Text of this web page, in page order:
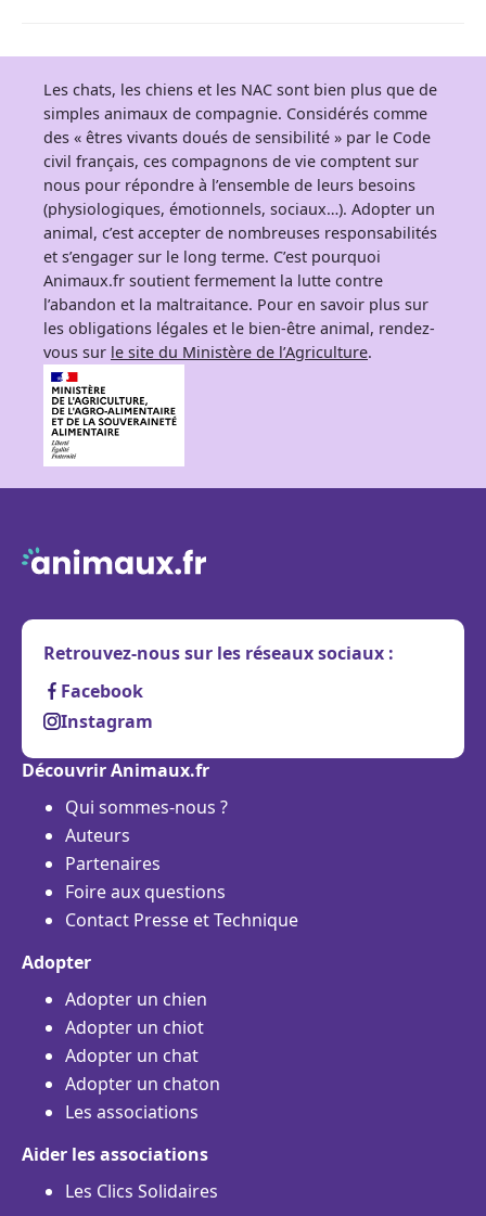
Les chats, les chiens et les NAC sont bien plus que de
simples animaux de compagnie. Considérés comme
des « êtres vivants doués de sensibilité » par le Code
civil français, ces compagnons de vie comptent sur
nous pour répondre à l’ensemble de leurs besoins
(physiologiques, émotionnels, sociaux…). Adopter un
animal, c’est accepter de nombreuses responsabilités
et s’engager sur le long terme. C’est pourquoi
Animaux.fr soutient fermement la lutte contre
l’abandon et la maltraitance. Pour en savoir plus sur
les obligations légales et le bien-être animal, rendez-
vous sur le site du Ministère de l’Agriculture.
Retrouvez-nous sur les réseaux sociaux :
Facebook
Instagram
Découvrir Animaux.fr
Qui sommes-nous ?
Auteurs
Partenaires
Foire aux questions
Contact Presse et Technique
Adopter
Adopter un chien
Adopter un chiot
Adopter un chat
Adopter un chaton
Les associations
Aider les associations
Les Clics Solidaires